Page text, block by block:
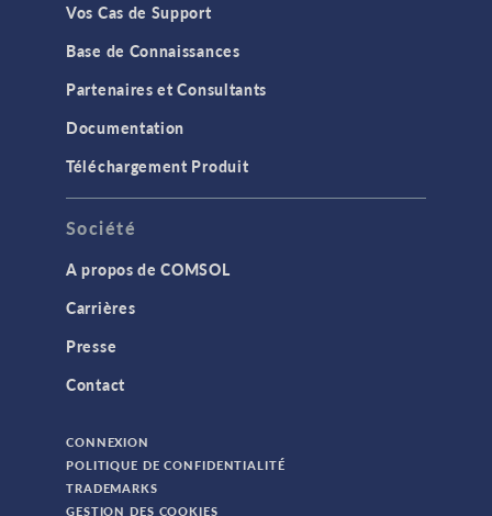
Vos Cas de Support
Base de Connaissances
Partenaires et Consultants
Documentation
Téléchargement Produit
Société
A propos de COMSOL
Carrières
Presse
Contact
CONNEXION
POLITIQUE DE CONFIDENTIALITÉ
TRADEMARKS
GESTION DES COOKIES